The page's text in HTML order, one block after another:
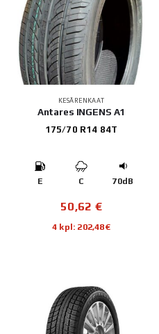
KESÄRENKAAT
Antares INGENS A1
175/70 R14 84T
E C 70dB
50,62 €
4 kpl: 202,48€